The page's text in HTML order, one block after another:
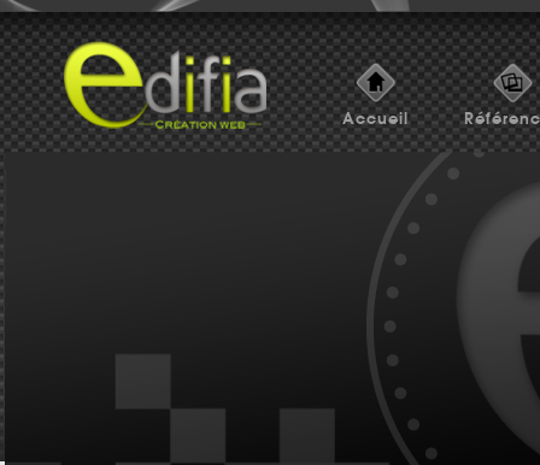
Accueil